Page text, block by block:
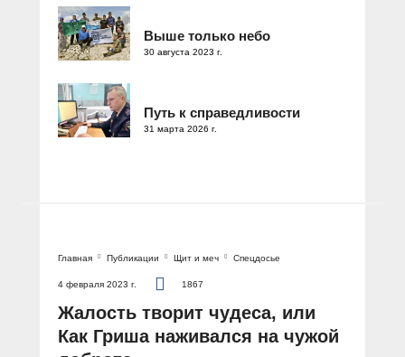
Выше только небо
30 августа 2023 г.
Путь к справедливости
31 марта 2026 г.
Главная Публикации Щит и меч Спецдосье
4 февраля 2023 г. 1867
Жалость творит чудеса, или
Как Гриша наживался на чужой